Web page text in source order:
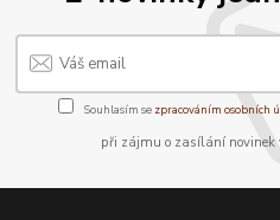
Souhlasím se zpracováním osobních
při zájmu o zasílání